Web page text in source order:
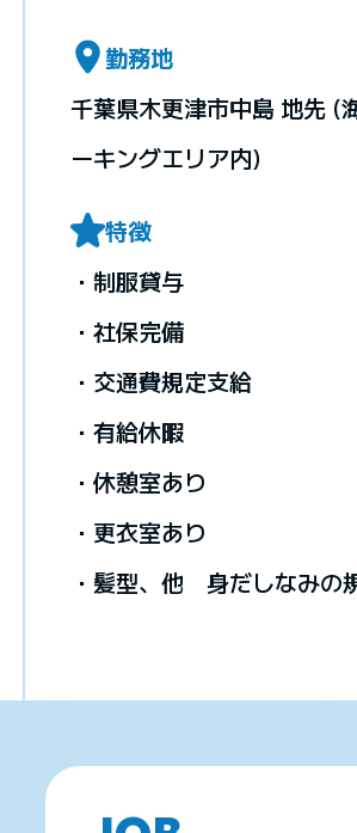
勤務地
千葉県木更津市中島 地先 (
ーキングエリア内)
特徴
・制服貸与
・社保完備
・交通費規定支給
・有給休暇
・休憩室あり
・更衣室あり
・髪型、他 身だしなみの